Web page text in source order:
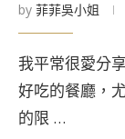
by 菲菲吳小姐
我平常很愛分
好吃的餐廳，
的限 …